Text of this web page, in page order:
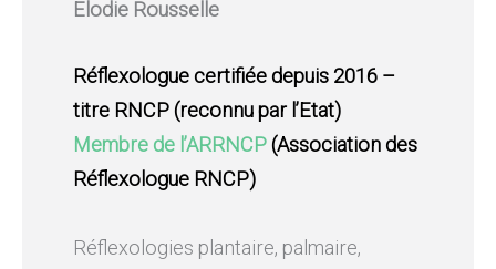
Elodie Rousselle
Réflexologue certifiée depuis 2016 –
titre RNCP (reconnu par l’Etat)
Membre de l’ARRNCP(Association des
Réflexologue RNCP)
Réflexologies plantaire, palmaire,